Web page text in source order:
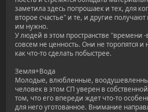
заметила здесь попрошаек и тех, для
второе счастье" и те, и другие
им нужно.
У людей в этом пространстве "времени -
совсем не ценность. Они не торопятся и
как что-то сделать побыстрее.
Земля+Вода
Молодые, влюбленные,
человек в этом СП уверен в
том, что его впереди ждет что-то
для него уготованное. Внимание